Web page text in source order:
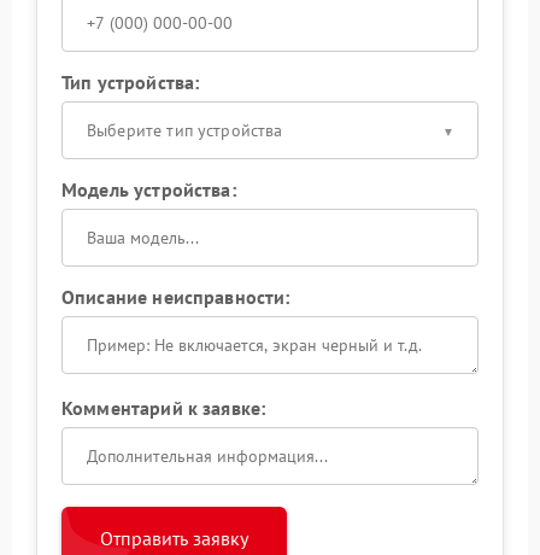
Тип устройства:
Выберите тип устройства
Модель устройства:
Описание неисправности:
Комментарий к заявке:
Отправить заявку